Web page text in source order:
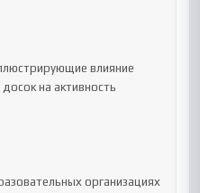
влияние
на активность
организациях